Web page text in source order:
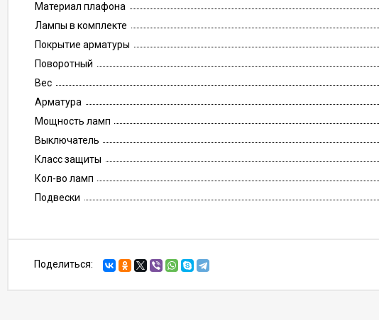
Материал плафона
Лампы в комплекте
Покрытие арматуры
Поворотный
Вес
Арматура
Мощность ламп
Выключатель
Класс защиты
Кол-во ламп
Подвески
Поделиться: